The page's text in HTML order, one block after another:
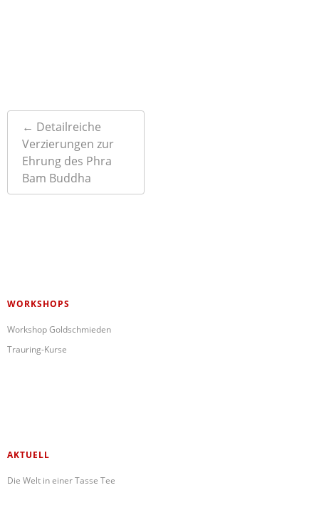
Post
navigation
← Detailreiche
Verzierungen zur
Ehrung des Phra
Bam Buddha
WORKSHOPS
Workshop Goldschmieden
Trauring-Kurse
AKTUELL
Die Welt in einer Tasse Tee